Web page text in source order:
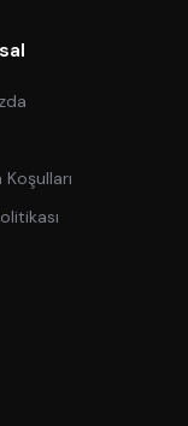
Koşulları